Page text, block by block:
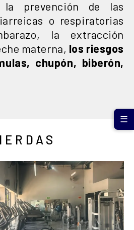
la prevención de las
o respiratorias
la extracción
materna, los riesgos
chupón, biberón,
☰